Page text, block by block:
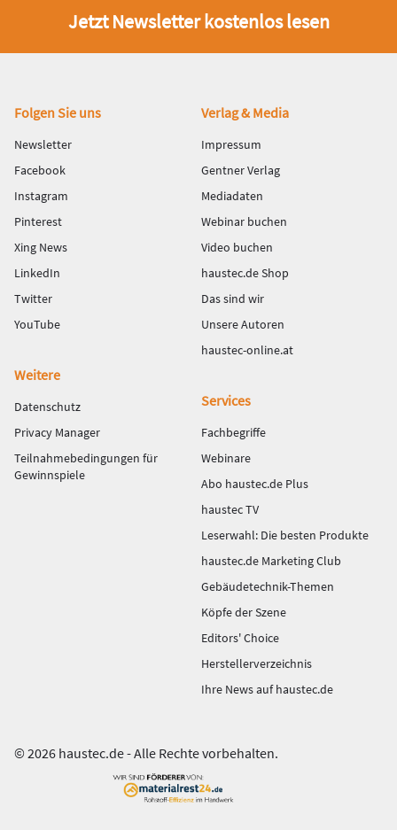
Jetzt Newsletter kostenlos lesen
Fußbereich
Folgen Sie uns
Newsletter
Facebook
Instagram
Pinterest
Xing News
LinkedIn
Twitter
YouTube
Verlag & Media
Impressum
Gentner Verlag
Mediadaten
Webinar buchen
Video buchen
haustec.de Shop
Das sind wir
Unsere Autoren
haustec-online.at
Weitere
Datenschutz
Privacy Manager
Teilnahmebedingungen für
Gewinnspiele
Services
Fachbegriffe
Webinare
Abo haustec.de Plus
haustec TV
Leserwahl: Die besten Produkte
haustec.de Marketing Club
Gebäudetechnik-Themen
Köpfe der Szene
Editors' Choice
Herstellerverzeichnis
Ihre News auf haustec.de
© 2026 haustec.de - Alle Rechte vorbehalten.